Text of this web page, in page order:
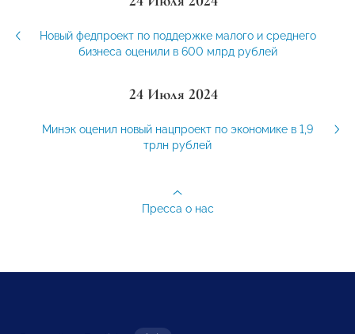
Новый федпроект по поддержке малого и среднего
бизнеса оценили в 600 млрд рублей
24 Июля 2024
Минэк оценил новый нацпроект по экономике в 1,9
трлн рублей
Пресса о нас